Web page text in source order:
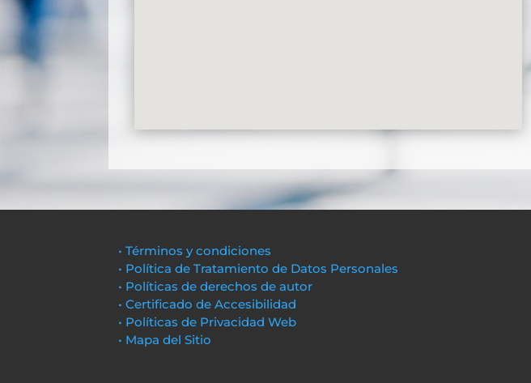
• Términos y condiciones
• Política de Tratamiento de Datos Personales
• Políticas de derechos de autor
• Certificado de Accesibilidad
• Políticas de Privacidad Web
• Mapa del Sitio